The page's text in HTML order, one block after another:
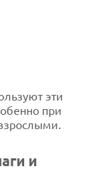
эти
при
и